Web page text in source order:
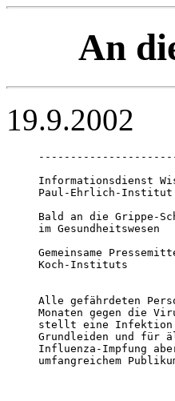
An
19.9.2002
Informationsdienst
Paul-Ehrlich-Institut
Bald an die Grippe-
im Gesundheitswesen
Gemeinsame
Koch-Instituts
Alle gefährdeten
Monaten gegen die
stellt eine Infektion
Grundleiden und für
Influenza-Impfung
umfangreichem